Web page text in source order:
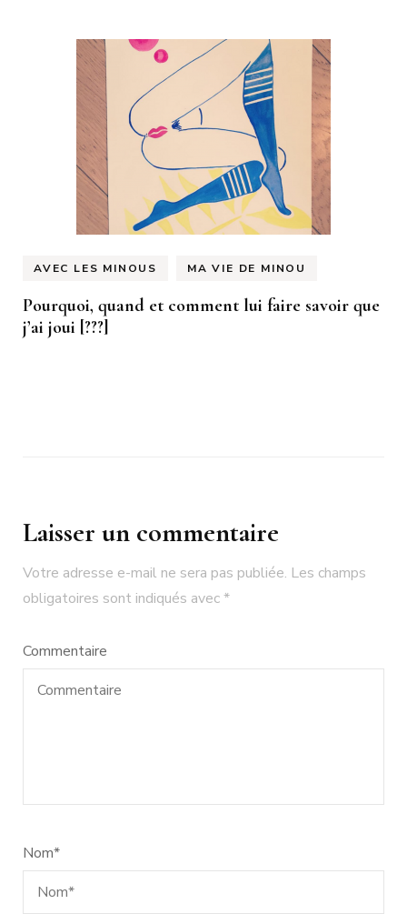
AVEC LES MINOUS MA VIE DE MINOU
Pourquoi, quand et comment lui faire savoir que
j’ai joui [???]
Laisser un commentaire
Votre adresse e-mail ne sera pas publiée. Les champs
obligatoires sont indiqués avec*
Commentaire
Nom*